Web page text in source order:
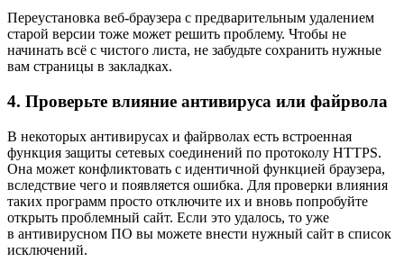
Переустановка веб-браузера с предварительным удалением
старой версии тоже может решить проблему. Чтобы не
начинать всё с чистого листа, не забудьте сохранить нужные
вам страницы в закладках.
4. Проверьте влияние антивируса или файрвола
В некоторых антивирусах и файрволах есть встроенная
функция защиты сетевых соединений по протоколу HTTPS.
Она может конфликтовать с идентичной функцией браузера,
вследствие чего и появляется ошибка. Для проверки влияния
таких программ просто отключите их и вновь попробуйте
открыть проблемный сайт. Если это удалось, то уже
в антивирусном ПО вы можете внести нужный сайт в список
исключений.